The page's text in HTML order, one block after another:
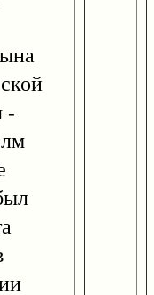
-